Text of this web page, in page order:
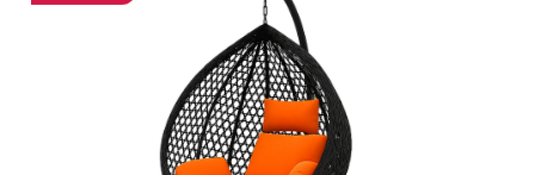
JEDÁLENSKÉ STOLY
JEDÁLENSKÉ STOLIČKY